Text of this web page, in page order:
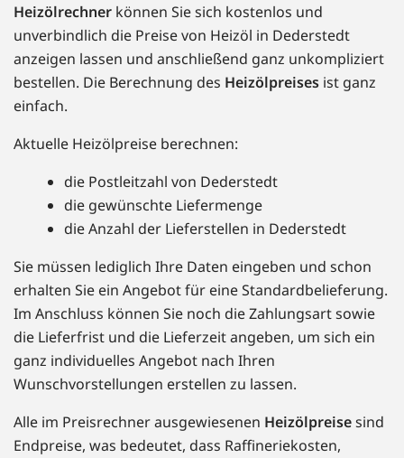
Heizölrechner können Sie sich kostenlos und
unverbindlich die Preise von Heizöl in Dederstedt
anzeigen lassen und anschließend ganz unkompliziert
bestellen. Die Berechnung des Heizölpreises ist ganz
einfach.
Aktuelle Heizölpreise berechnen:
die Postleitzahl von Dederstedt
die gewünschte Liefermenge
die Anzahl der Lieferstellen in Dederstedt
Sie müssen lediglich Ihre Daten eingeben und schon
erhalten Sie ein Angebot für eine Standardbelieferung.
Im Anschluss können Sie noch die Zahlungsart sowie
die Lieferfrist und die Lieferzeit angeben, um sich ein
ganz individuelles Angebot nach Ihren
Wunschvorstellungen erstellen zu lassen.
Alle im Preisrechner ausgewiesenen Heizölpreisesind
Endpreise, was bedeutet, dass Raffineriekosten,